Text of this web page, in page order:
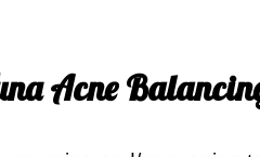
Acne